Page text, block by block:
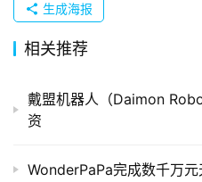
并
购
组
司
登录
生成海报
相关推荐
戴盟机器人（Daimon
资
WonderPaPa完成数千万